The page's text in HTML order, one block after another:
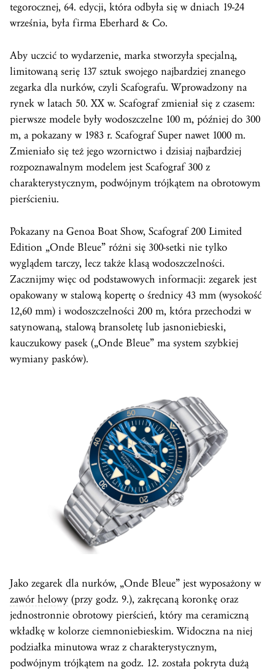
tegorocznej, 64. edycji, która odbyła się w dniach 19-24
września, była firma Eberhard & Co.
Aby uczcić to wydarzenie, marka stworzyła specjalną,
limitowaną serię 137 sztuk swojego najbardziej znanego
zegarka dla nurków, czyli Scafografu. Wprowadzony na
rynek w latach 50. XX w. Scafograf zmieniał się z czasem:
pierwsze modele były wodoszczelne 100 m, później do 300
m, a pokazany w 1983 r. Scafograf Super nawet 1000 m.
Zmieniało się też jego wzornictwo i dzisiaj najbardziej
rozpoznawalnym modelem jest Scafograf 300 z
charakterystycznym, podwójnym trójkątem na obrotowym
pierścieniu.
Pokazany na Genoa Boat Show, Scafograf 200 Limited
Edition „Onde Bleue” różni się 300-setki nie tylko
wyglądem tarczy, lecz także klasą wodoszczelności.
Zacznijmy więc od podstawowych informacji: zegarek jest
opakowany w stalową kopertę o średnicy 43 mm (wysokość
12,60 mm) i wodoszczelności 200 m, która przechodzi w
satynowaną, stalową bransoletę lub jasnoniebieski,
kauczukowy pasek („Onde Bleue” ma system szybkiej
wymiany pasków).
Jako zegarek dla nurków, „Onde Bleue” jest wyposażony w
zawór helowy (przy godz. 9.), zakręcaną koronkę oraz
jednostronnie obrotowy pierścień, który ma ceramiczną
wkładkę w kolorze ciemnoniebieskim. Widoczna na niej
podziałka minutowa wraz z charakterystycznym,
podwójnym trójkątem na godz. 12. została pokryta dużą